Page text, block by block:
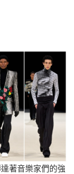
著音樂家們的強